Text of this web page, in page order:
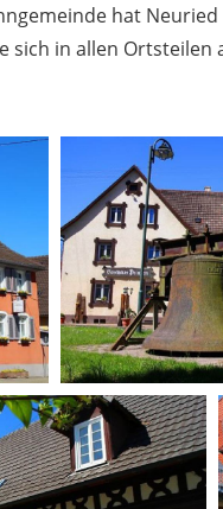
hat
sich in allen Ortsteilen